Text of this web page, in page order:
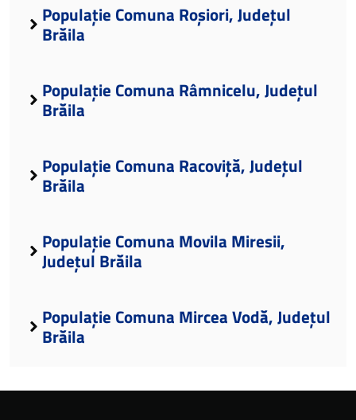
Populație Comuna Roșiori, Județul
Brăila
Populație Comuna Râmnicelu, Județul
Brăila
Populație Comuna Racoviță, Județul
Brăila
Populație Comuna Movila Miresii,
Județul Brăila
Populație Comuna Mircea Vodă, Județul
Brăila